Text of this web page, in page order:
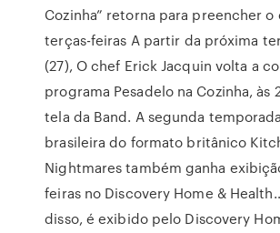
Cozinha” retorna para preencher o
terças-feiras A partir da próxima
(27), O chef Erick Jacquin volta a
programa Pesadelo na Cozinha, às
tela da Band. A segunda
brasileira do formato britânico
Nightmares também ganha
feiras no Discovery Home &
disso, é exibido pelo Discovery